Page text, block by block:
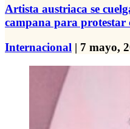
Artista austriaca se
campana para
Internacional | 7 mayo,